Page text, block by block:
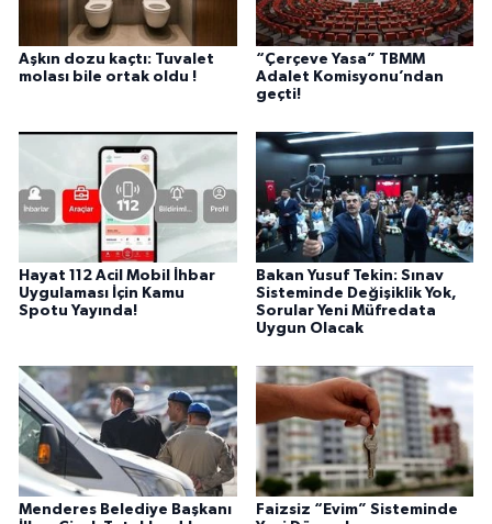
Aşkın dozu kaçtı: Tuvalet
molası bile ortak oldu !
“Çerçeve Yasa” TBMM
Adalet Komisyonu’ndan
geçti!
Hayat 112 Acil Mobil İhbar
Uygulaması İçin Kamu
Spotu Yayında!
Bakan Yusuf Tekin: Sınav
Sisteminde Değişiklik Yok,
Sorular Yeni Müfredata
Uygun Olacak
Menderes Belediye Başkanı
Faizsiz “Evim” Sisteminde